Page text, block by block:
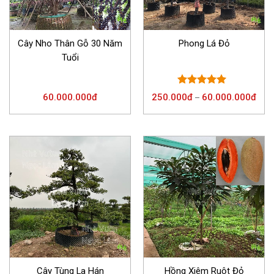
Cây Nho Thân Gỗ 30 Năm
Tuổi
60.000.000đ
Phong Lá Đỏ
Được xếp
hạng
4.67
5 sao
250.000đ – 60.000.000đ
Cây Tùng La Hán Hồng Xiêm Ruột Đỏ